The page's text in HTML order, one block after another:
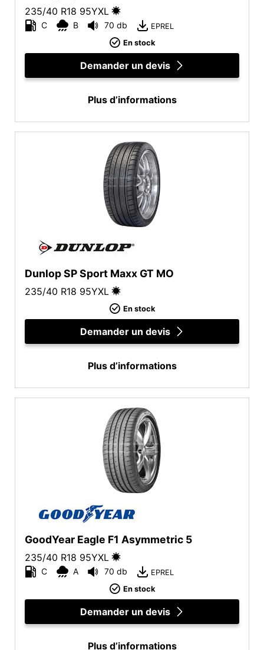
Camping car (0)
Runflat (0)
Plus d'options
235/40 R18 95YXL
C B 70 db
EPREL
En stock
Demander un devis
Plus d’informations
Dunlop SP Sport Maxx GT MO
235/40 R18 95YXL
En stock
Demander un devis
Plus d’informations
GoodYear Eagle F1 Asymmetric 5
235/40 R18 95YXL
C A 70 db
EPREL
En stock
Demander un devis
Plus d’informations